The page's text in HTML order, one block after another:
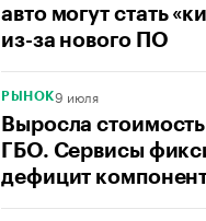
авто могут стать
из-за нового ПО
РЫНОК9 июля
Выросла
ГБО. Сервисы
дефицит